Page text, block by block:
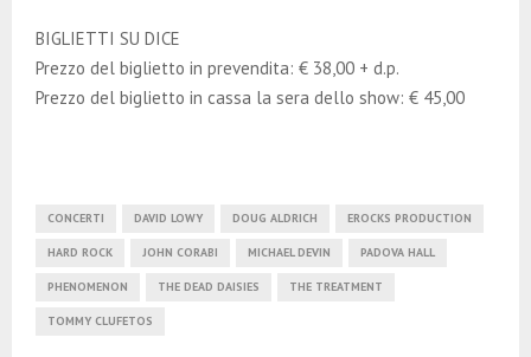
BIGLIETTI SU DICE
Prezzo del biglietto in prevendita: € 38,00 + d.p.
Prezzo del biglietto in cassa la sera dello show: € 45,00
CONCERTI DAVID LOWY DOUG ALDRICH EROCKS PRODUCTION
HARD ROCK JOHN CORABI MICHAEL DEVIN PADOVA HALL
PHENOMENON THE DEAD DAISIES THE TREATMENT
TOMMY CLUFETOS